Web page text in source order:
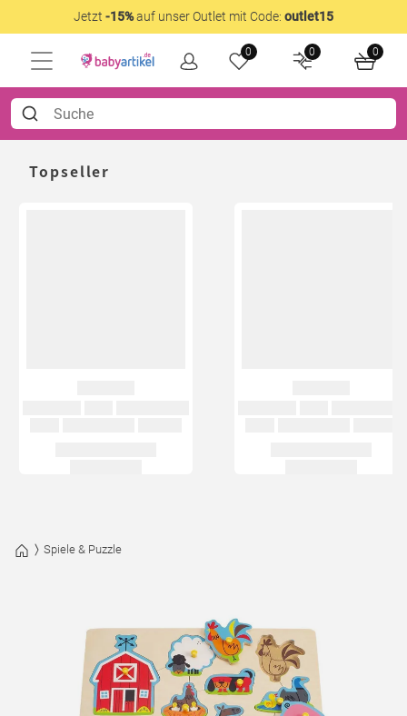
Jetzt -15%auf unser Outlet mit Code: outlet15
0 0 0
Topseller
Spiele & Puzzle